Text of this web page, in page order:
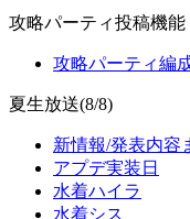
攻略パーティ投稿機能
攻略パーティ編
夏生放送(8/8)
新情報/発表内容
アプデ実装日
水着ハイラ
水着シス